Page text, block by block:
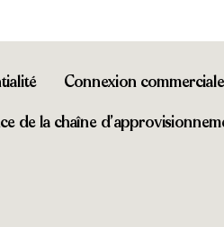
Connexion commerciale
de la chaîne